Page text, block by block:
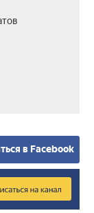
в Facebook